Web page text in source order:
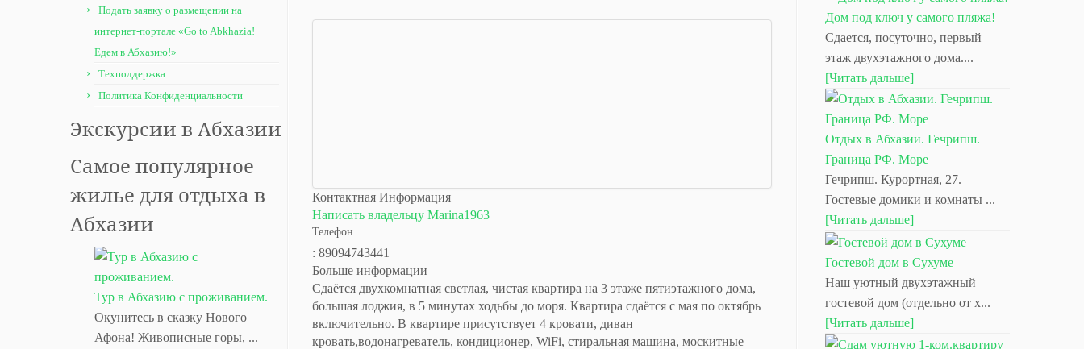
Подать заявку о размещении на
интернет-портале «Go to Abkhazia!
Едем в Абхазию!»
Техподдержка
Политика Конфиденциальности
Экскурсии в Абхазии
Самое популярное
жилье для отдыха в
Абхазии
Тур в Абхазию с проживанием.
Окунитесь в сказку Нового
Афона! Живописные горы, ...
Контактная Информация
Написать владельцу Marina1963
Телефон
: 89094743441
Больше информации
Сдаётся двухкомнатная светлая, чистая квартира на 3 этаже пятиэтажного дома,
большая лоджия, в 5 минутах ходьбы до моря. Квартира сдаётся с мая по октябрь
включительно. В квартире присутствует 4 кровати, диван
кровать,водонагреватель, кондиционер, WiFi, стиральная машина, москитные
Дом под ключ у самого пляжа!
Сдается, посуточно, первый
этаж двухэтажного дома....
[Читать дальше]
Отдых в Абхазии. Гечрипш.
Граница РФ. Море
Гечрипш. Курортная, 27.
Гостевые домики и комнаты ...
[Читать дальше]
Гостевой дом в Сухуме
Наш уютный двухэтажный
гостевой дом (отдельно от х...
[Читать дальше]